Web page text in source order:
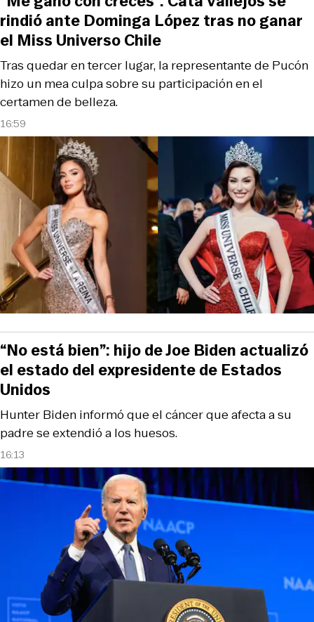
16:59
Tras quedar en tercer lugar, la representante de Pucón
hizo un mea culpa sobre su participación en el
certamen de belleza.
rindió ante Dominga López tras no ganar
el Miss Universo Chile
16:13
Hunter Biden informó que el cáncer que afecta a su
padre se extendió a los huesos.
“No está bien”: hijo de Joe Biden actualizó
el estado del expresidente de Estados
Unidos